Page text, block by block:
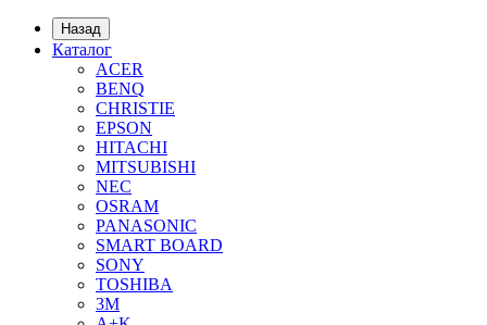
Назад
Каталог
ACER
BENQ
CHRISTIE
EPSON
HITACHI
MITSUBISHI
NEC
OSRAM
PANASONIC
SMART BOARD
SONY
TOSHIBA
3М